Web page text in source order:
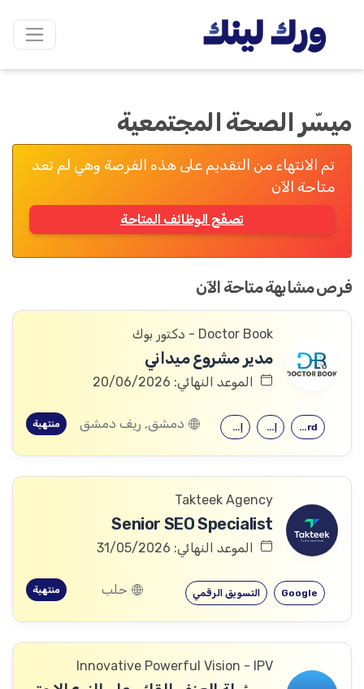
ميسّر الصحة المجتمعية
تم الانتهاء من التقديم على هذه الفرصة وهي لم تعد
متاحة الآن
تصفّح الوظائف المتاحة
فرص مشابهة متاحة الآن
Doctor Book - دكتور بوك
مدير مشروع ميداني
الموعد النهائي: 20/06/2026
إدارة المشاريع إدارة الأعمال Microsoft Word دمشق, ريف دمشق منتهية
Takteek Agency
Senior SEO Specialist
الموعد النهائي: 31/05/2026
التسويق الرقمي Google حلب منتهية
Innovative Powerful Vision - IPV